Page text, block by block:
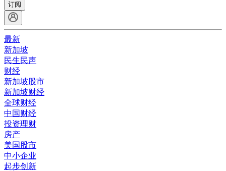
订阅
最新
新加坡
民生民声
财经
新加坡股市
新加坡财经
全球财经
中国财经
投资理财
房产
美国股市
中小企业
起步创新